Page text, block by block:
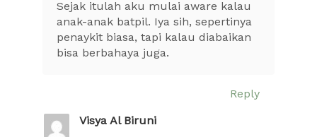
Sejak itulah aku mulai aware kalau
anak-anak batpil. Iya sih, sepertinya
penaykit biasa, tapi kalau diabaikan
bisa berbahaya juga.
Reply
Visya Al Biruni